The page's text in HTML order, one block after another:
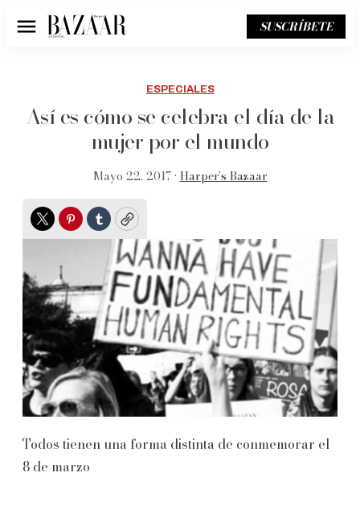
Menú SUSCRÍBETE
ESPECIALES
Así es cómo se celebra el día de la
mujer por el mundo
Mayo 22, 2017 • Harper’s Bazaar
TwitterPinterest
TumblrCopy
Todos tienen una forma distinta de conmemorar el
8 de marzo